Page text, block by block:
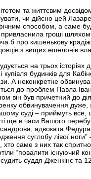
та життєвим
чи дійсно цей
способом, а саме
привласнила гроші
б про кишенькову
з вищих ешелонів
на трьох історіях
купівля будинків для
А неконкретне
до проблем Павла
він був причетний до
обвинувачення
суді – приймуть все,
ще в часи Вашого
адвоката
суглобу лівої
саме з них так
“повалити існуючий
суддя Дженкінс та